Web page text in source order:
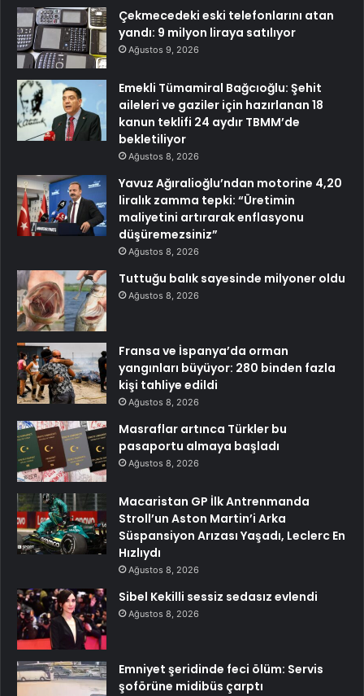
Çekmecedeki eski telefonlarını atan
yandı: 9 milyon liraya satılıyor
Ağustos 9, 2026
Emekli Tümamiral Bağcıoğlu: Şehit
aileleri ve gaziler için hazırlanan 18
kanun teklifi 24 aydır TBMM’de
bekletiliyor
Ağustos 8, 2026
Yavuz Ağıralioğlu’ndan motorine 4,20
liralık zamma tepki: “Üretimin
maliyetini artırarak enflasyonu
düşüremezsiniz”
Ağustos 8, 2026
Tuttuğu balık sayesinde milyoner oldu
Ağustos 8, 2026
Fransa ve İspanya’da orman
yangınları büyüyor: 280 binden fazla
kişi tahliye edildi
Ağustos 8, 2026
Masraflar artınca Türkler bu
pasaportu almaya başladı
Ağustos 8, 2026
Macaristan GP İlk Antrenmanda
Stroll’un Aston Martin’i Arka
Süspansiyon Arızası Yaşadı, Leclerc En
Hızlıydı
Ağustos 8, 2026
Sibel Kekilli sessiz sedasız evlendi
Ağustos 8, 2026
Emniyet şeridinde feci ölüm: Servis
şoförüne midibüs çarptı